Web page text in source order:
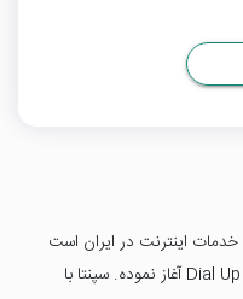
خدمات اینترنت در ایران است
که فعالیت خود را از سال 1378 با اینترنت Dial Up آغاز نموده. سپنتا با